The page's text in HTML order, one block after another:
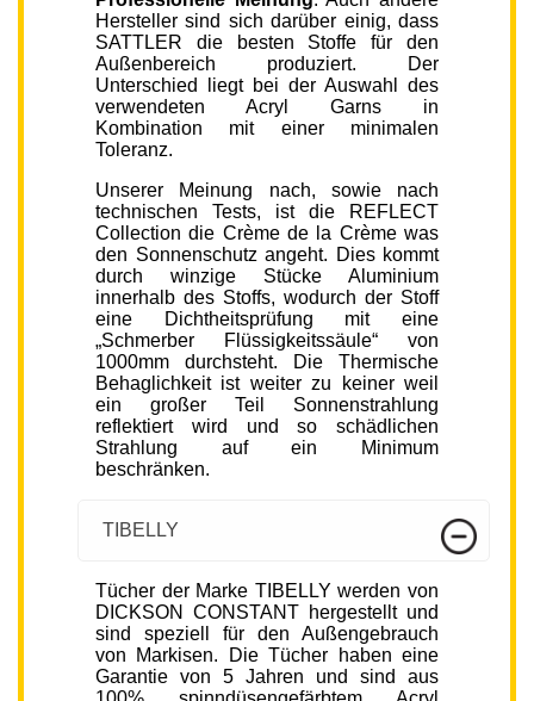
Hersteller sind sich darüber einig, dass
SATTLER die besten Stoffe für den
Außenbereich produziert. Der
Unterschied liegt bei der Auswahl des
verwendeten Acryl Garns in
Kombination mit einer minimalen
Toleranz.
Unserer Meinung nach, sowie nach
technischen Tests, ist die REFLECT
Collection die Crème de la Crème was
den Sonnenschutz angeht. Dies kommt
durch winzige Stücke Aluminium
innerhalb des Stoffs, wodurch der Stoff
eine Dichtheitsprüfung mit eine
„Schmerber Flüssigkeitssäule“ von
1000mm durchsteht. Die Thermische
Behaglichkeit ist weiter zu keiner weil
ein großer Teil Sonnenstrahlung
reflektiert wird und so schädlichen
Strahlung auf ein Minimum
beschränken.
TIBELLY
Tücher der Marke TIBELLY werden von
DICKSON CONSTANT hergestellt und
sind speziell für den Außengebrauch
von Markisen. Die Tücher haben eine
Garantie von 5 Jahren und sind aus